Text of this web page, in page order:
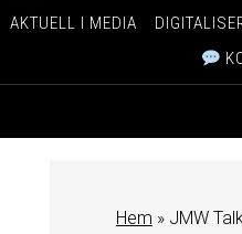
AKTUELL I MEDIA
Hem » JMW